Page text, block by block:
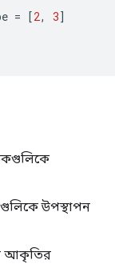
= [2, 3]
উপস্থাপন
আকৃতির